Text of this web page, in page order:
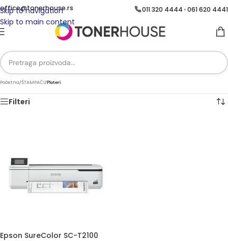
Skip to navigation
Skip to main content
office@tonerhouse.rs 011 320 4444 •061 620 4441
Početna/ŠTAMPAČI/Ploteri
Filteri
Epson SureColor SC-T2100